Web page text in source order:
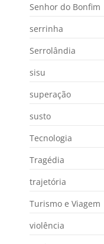
Senhor do Bonfim
serrinha
Serrolândia
sisu
superação
susto
Tecnologia
Tragédia
trajetória
Turismo e Viagem
violência